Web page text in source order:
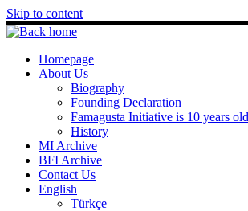
Skip to content
Homepage
About Us
Biography
Founding Declaration
Famagusta Initiative is 10 years
History
MI Archive
BFI Archive
Contact Us
English
Türkçe